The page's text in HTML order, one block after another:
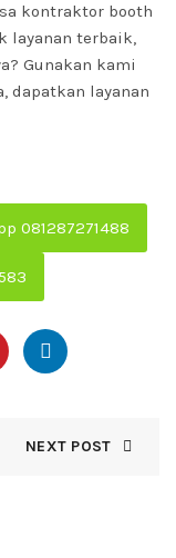
kontraktor booth
layanan terbaik,
Gunakan kami
dapatkan layanan
081287271488
NEXT POST